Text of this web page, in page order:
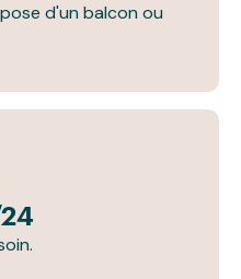
d'un balcon ou